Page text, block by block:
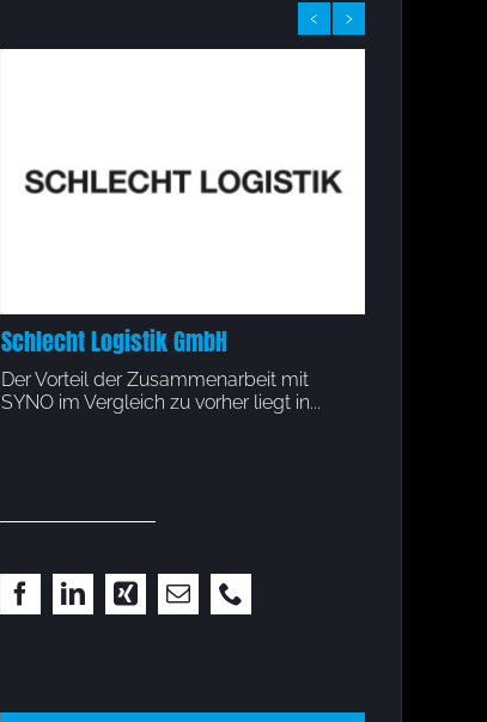
Schlecht Logistik GmbH
Der Vorteil der Zusammenarbeit mit
SYNO im Vergleich zu vorher liegt in...
‹ ›